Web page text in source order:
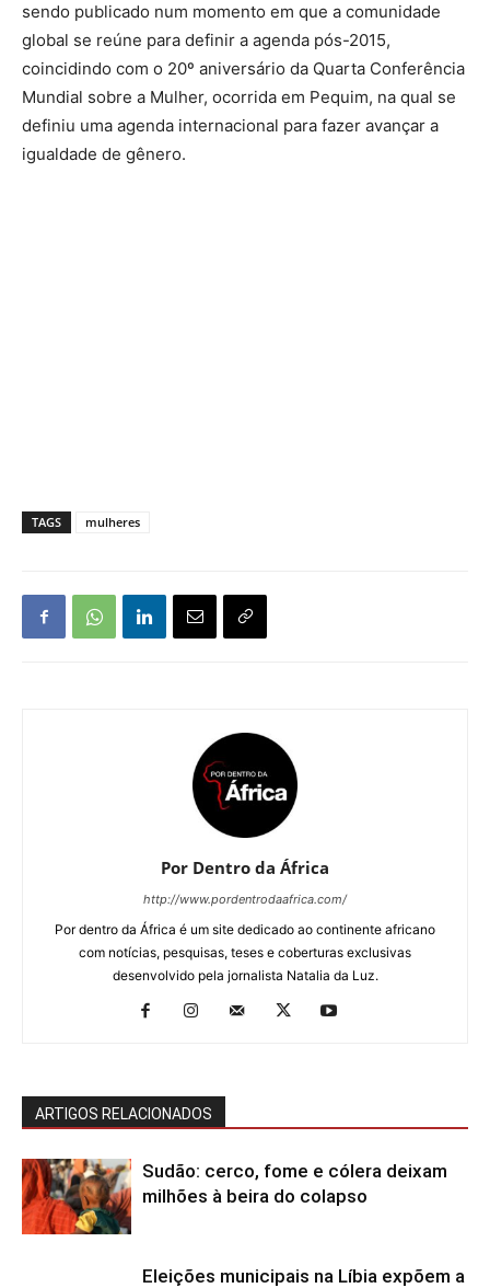
sendo publicado num momento em que a comunidade
global se reúne para definir a agenda pós-2015,
coincidindo com o 20º aniversário da Quarta Conferência
Mundial sobre a Mulher, ocorrida em Pequim, na qual se
definiu uma agenda internacional para fazer avançar a
igualdade de gênero.
TAGS mulheres
Por Dentro da África
http://www.pordentrodaafrica.com/
Por dentro da África é um site dedicado ao continente africano
com notícias, pesquisas, teses e coberturas exclusivas
desenvolvido pela jornalista Natalia da Luz.
ARTIGOS RELACIONADOS
Sudão: cerco, fome e cólera deixam
milhões à beira do colapso
Eleições municipais na Líbia expõem a